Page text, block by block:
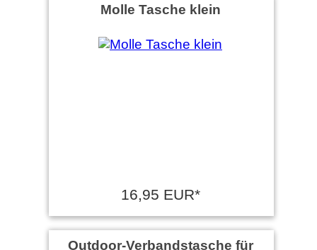
Molle Tasche klein
16,95 EUR*
Outdoor-Verbandstasche für